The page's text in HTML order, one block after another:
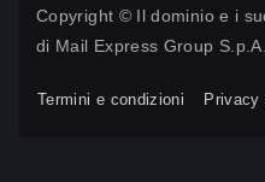
Copyright © Il dominio e i
di Mail Express Group S.p.A.
Termini e condizioni Privacy